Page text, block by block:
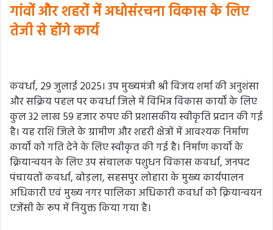
गांवों और शहरों में अधोसंरचना विकास के लिए
तेजी से होंगे कार्य
कवर्धा, 29 जुलाई 2025। उप मुख्यमंत्री श्री विजय शर्मा की अनुशंसा
और सक्रिय पहल पर कवर्धा जिले में विभिन्न विकास कार्यों के लिए
कुल 32 लाख 59 हजार रुपए की प्रशासकीय स्वीकृति प्रदान की गई
है। यह राशि जिले के ग्रामीण और शहरी क्षेत्रों में आवश्यक निर्माण
कार्यों को गति देने के लिए स्वीकृत की गई है। निर्माण कार्यों के
क्रियान्वयन के लिए उप संचालक पशुधन विकास कवर्धा, जनपद
पंचायतों कवर्धा, बोड़ला, सहसपुर लोहारा के मुख्य कार्यपालन
अधिकारी एवं मुख्य नगर पालिका अधिकारी कवर्धा को क्रियान्वयन
एजेंसी के रूप में नियुक्त किया गया है।